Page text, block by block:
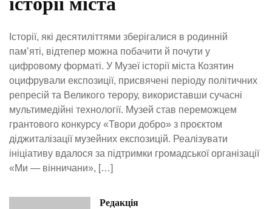
Історії, які десятиліттями зберігалися в родинній
пам’яті, відтепер можна побачити й почути у
цифровому форматі. У Музеї історії міста Козятин
оцифрували експозиції, присвячені періоду політичних
репресій та Великого терору, використавши сучасні
мультимедійні технології. Музей став переможцем
грантового конкурсу «Твори добро» з проєктом
діджиталізації музейних експозицій. Реалізувати
ініціативу вдалося за підтримки громадської організації
«Ми — вінничани», […]
Редакція